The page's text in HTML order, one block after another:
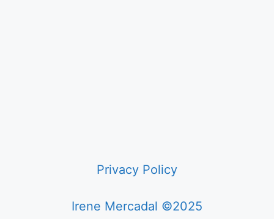
Privacy Policy
Irene Mercadal ©2025